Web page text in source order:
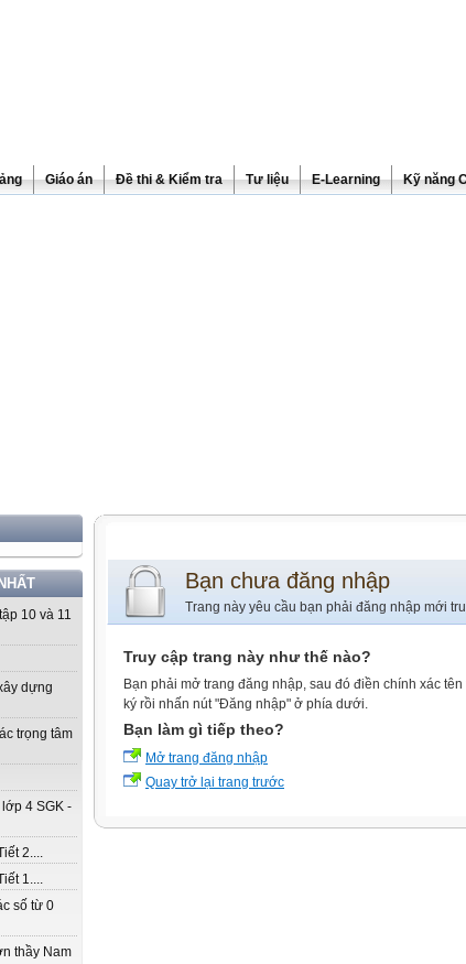
Giáo án Đề thi & Kiểm tra Tư liệu E-Learning Kỹ năng
10 và 11
dựng
trọng tâm
4 SGK -
2....
1....
số từ 0
thầy Nam
Bạn chưa đăng nhập
Trang này yêu cầu bạn phải đăng nhập mới
Truy cập trang này như thế nào?
Bạn phải mở trang đăng nhập, sau đó điền chính xác
ký rồi nhấn nút "Đăng nhập" ở phía dưới.
Bạn làm gì tiếp theo?
Mở trang đăng nhập
Quay trở lại trang trước